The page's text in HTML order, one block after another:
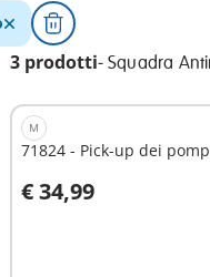
3 prodotti- Squadra
M
71824 - Pick-up dei
€ 34,99
Aggiungi al carrello